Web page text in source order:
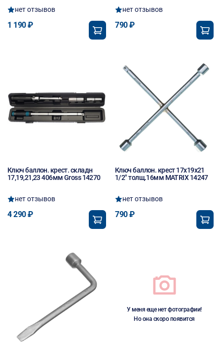
нет отзывов
1 190 ₽
нет отзывов
790 ₽
Ключ баллон. крест. складн
17,19,21,23 406мм Gross 14270
нет отзывов
4 290 ₽
Ключ баллон. крест 17х19х21
1/2" толщ.16мм MATRIX 14247
нет отзывов
790 ₽
У меня еще нет фотографии!
Но она скоро появится